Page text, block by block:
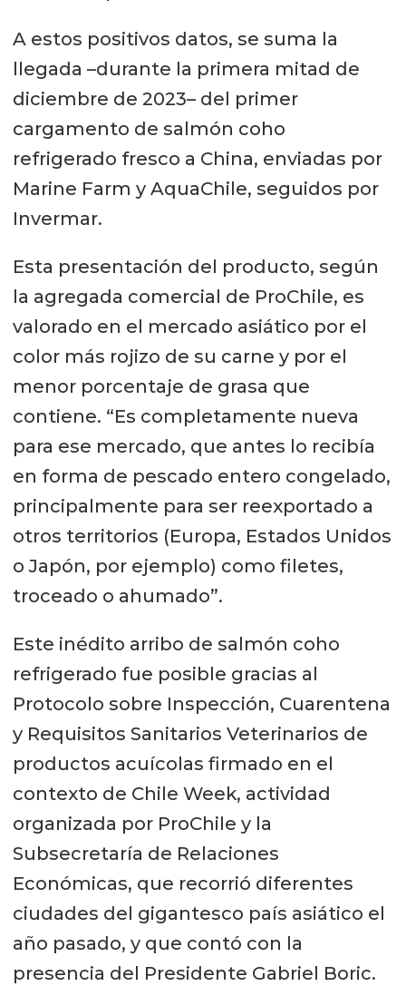
A estos positivos datos, se suma la
llegada –durante la primera mitad de
diciembre de 2023– del primer
cargamento de salmón coho
refrigerado fresco a China, enviadas por
Marine Farm y AquaChile, seguidos por
Invermar.
Esta presentación del producto, según
la agregada comercial de ProChile, es
valorado en el mercado asiático por el
color más rojizo de su carne y por el
menor porcentaje de grasa que
contiene. “Es completamente nueva
para ese mercado, que antes lo recibía
en forma de pescado entero congelado,
principalmente para ser reexportado a
otros territorios (Europa, Estados Unidos
o Japón, por ejemplo) como filetes,
troceado o ahumado”.
Este inédito arribo de salmón coho
refrigerado fue posible gracias al
Protocolo sobre Inspección, Cuarentena
y Requisitos Sanitarios Veterinarios de
productos acuícolas firmado en el
contexto de Chile Week, actividad
organizada por ProChile y la
Subsecretaría de Relaciones
Económicas, que recorrió diferentes
ciudades del gigantesco país asiático el
año pasado, y que contó con la
presencia del Presidente Gabriel Boric.